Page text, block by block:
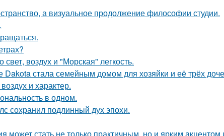
а визуальное продолжение философии студии.
воздух и "Морская" легкость.
Dakota стала семейным домом для хозяйки и её трёх
и характер.
в одном.
сохранил подлинный дух эпохи.